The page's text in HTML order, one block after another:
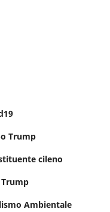
Trump
cileno
Ambientale